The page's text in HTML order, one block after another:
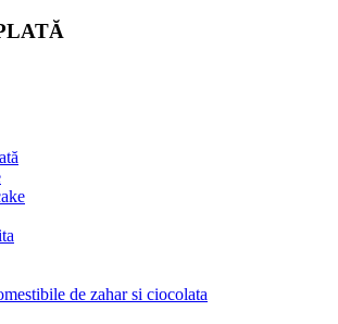
de zahar si ciocolata